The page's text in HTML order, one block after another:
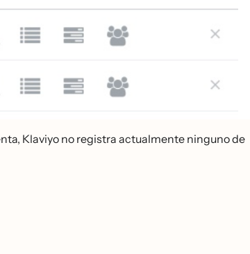
Klaviyo no registra actualmente ninguno de